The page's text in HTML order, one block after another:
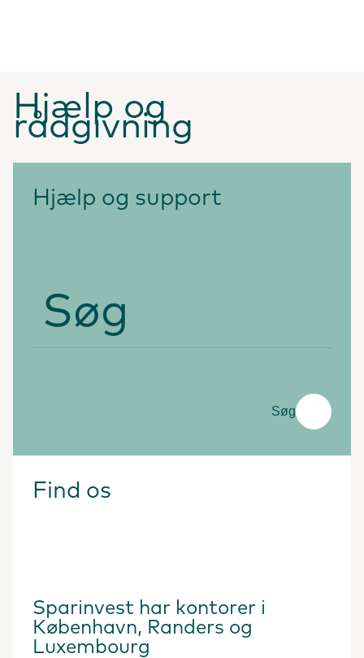
Hjælp og
rådgivning
Hjælp og support
Søg
Søg
Find os
Sparinvest har kontorer i
København, Randers og
Luxembourg